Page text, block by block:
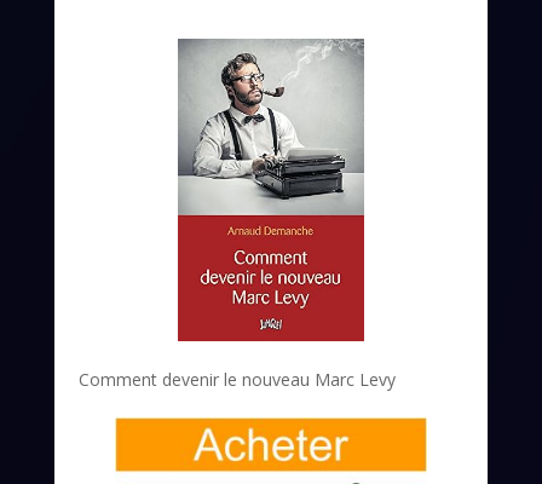
Comment devenir le nouveau Marc Levy